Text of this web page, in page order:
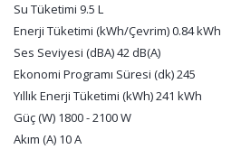
Su Tüketimi 9.5 L
Enerji Tüketimi (kWh/Çevrim) 0.84 kWh
Ses Seviyesi (dBA) 42 dB(A)
Ekonomi Programı Süresi (dk) 245
Yıllık Enerji Tüketimi (kWh) 241 kWh
Güç (W) 1800 - 2100 W
Akım (A) 10 A